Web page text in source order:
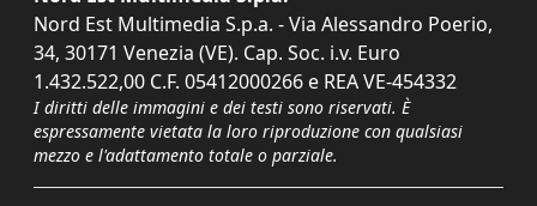
Nord Est Multimedia S.p.a. - Via Alessandro Poerio,
34, 30171 Venezia (VE). Cap. Soc. i.v. Euro
1.432.522,00 C.F. 05412000266 e REA VE-454332
I diritti delle immagini e dei testi sono riservati. È
espressamente vietata la loro riproduzione con qualsiasi
mezzo e l'adattamento totale o parziale.